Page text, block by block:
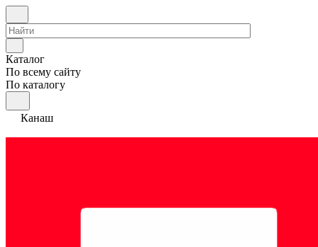
Каталог
По всему сайту
По каталогу
Канаш